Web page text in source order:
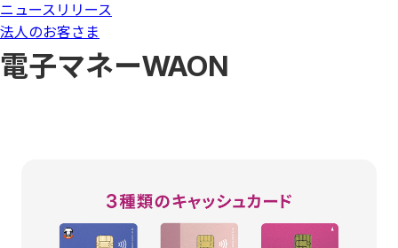
ニュースリリース
法人のお客さま
電子マネーWAON